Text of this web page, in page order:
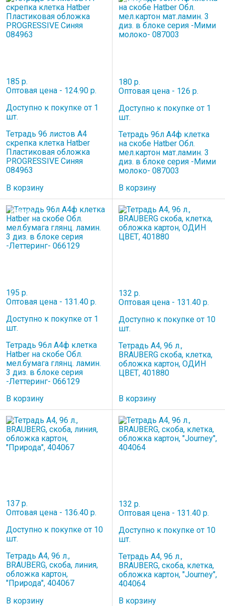
185 р.
Оптовая цена - 124.90 р.
Доступно к покупке от 1
шт.
Тетрадь 96 листов A4
скрепка клетка Hatber
Пластиковая обложка
PROGRESSIVE Синяя
084963
В корзину
180 р.
Оптовая цена - 126 р.
Доступно к покупке от 1
шт.
Тетрадь 96л А4ф клетка
на скобе Hatber Обл.
мел.картон мат.ламин. 3
диз. в блоке серия -Мими
молоко- 087003
В корзину
195 р.
Оптовая цена - 131.40 р.
Доступно к покупке от 1
шт.
Тетрадь 96л А4ф клетка
Hatber на скобе Обл.
мел.бумага глянц. ламин.
3 диз. в блоке серия
-Леттеринг- 066129
В корзину
НОВИНКА
132 р.
Оптовая цена - 131.40 р.
Доступно к покупке от 10
шт.
Тетрадь А4, 96 л.,
BRAUBERG скоба, клетка,
обложка картон, ОДИН
ЦВЕТ, 401880
В корзину
137 р.
Оптовая цена - 136.40 р.
Доступно к покупке от 10
шт.
Тетрадь А4, 96 л.,
BRAUBERG, скоба, линия,
обложка картон,
"Природа", 404067
В корзину
132 р.
Оптовая цена - 131.40 р.
Доступно к покупке от 10
шт.
Тетрадь А4, 96 л.,
BRAUBERG, скоба, клетка,
обложка картон, "Journey",
404064
В корзину